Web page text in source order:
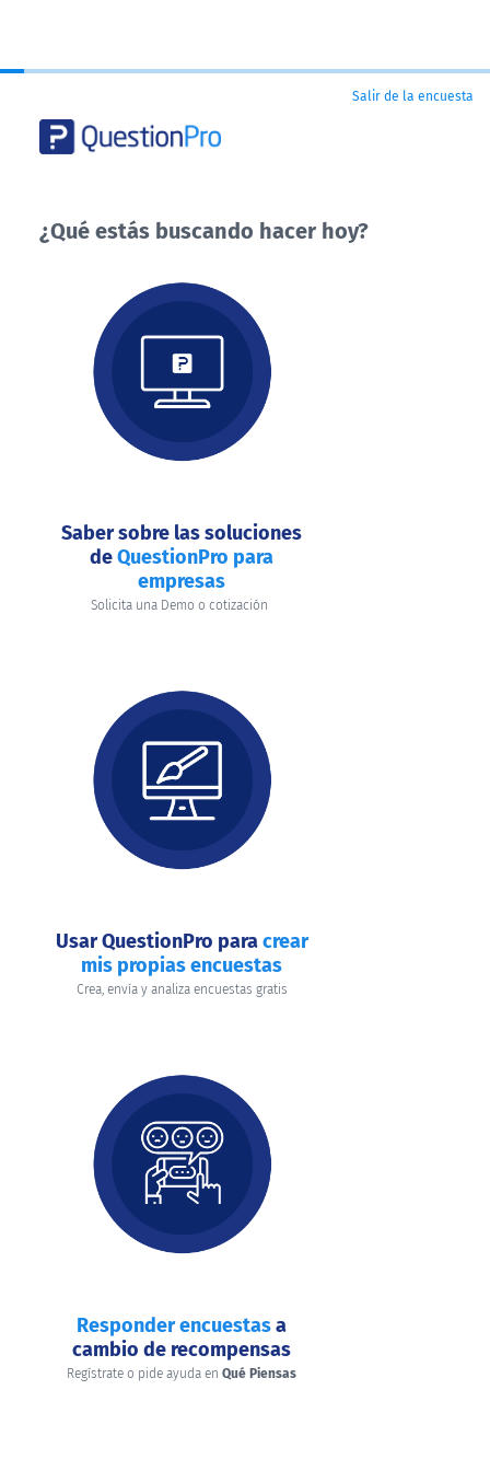
Salir de la encuesta
¿Qué estás buscando hacer hoy?
buscando
hacer
Saber sobre las soluciones
deQuestionPro para
empresas
Solicita una Demo o cotización
Usar QuestionPro paracrear
mis propias encuestas
Crea, envía y analiza encuestas gratis
Responder encuestasa
cambio de recompensas
Regístrate o pide ayuda en Qué Piensas